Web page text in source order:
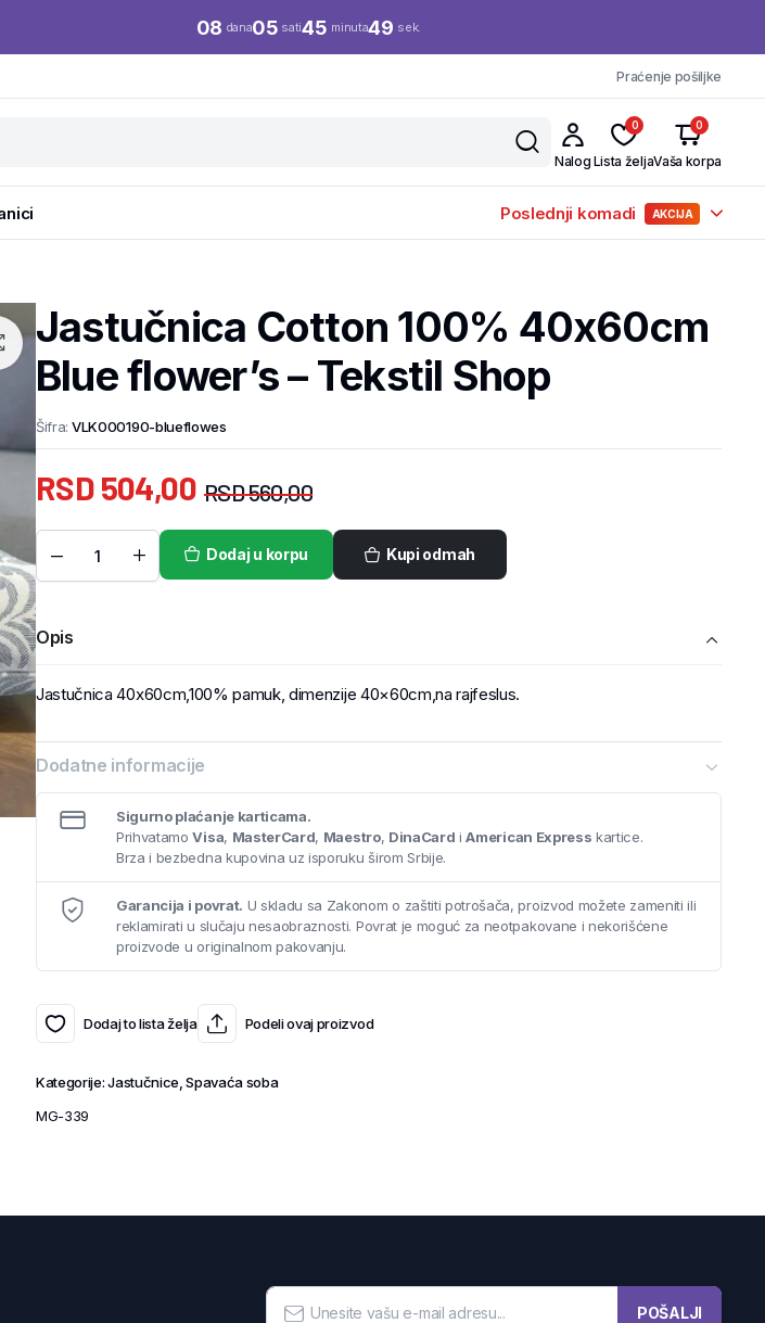
08 dana05 sati45 minuta48 sek.
Praćenje pošiljke
Nalog
0
Lista želja
0
Vaša korpa
Poslednji komadi AKCIJA
Jastučnica Cotton 100% 40x60cm
Blue flower’s – Tekstil Shop
Šifra: VLK000190-blueflowes
RSD560,00
RSD504,00
Dodaj u korpu Kupi odmah
Opis
Jastučnica 40x60cm,100% pamuk, dimenzije 40×60cm,na rajfeslus.
Dodatne informacije
Sigurno plaćanje karticama.
PrihvatamoVisa, MasterCard, Maestro, DinaCard iAmerican Express kartice.
Brza i bezbedna kupovina uz isporuku širom Srbije.
Garancija i povrat. U skladu sa Zakonom o zaštiti potrošača, proizvod možete zameniti ili
reklamirati u slučaju nesaobraznosti. Povrat je moguć za neotpakovane i nekorišćene
proizvode u originalnom pakovanju.
Dodaj to lista želja Podeli ovaj proizvod
Kategorije:Jastučnice ,Spavaća soba
MG-339
POŠALJI